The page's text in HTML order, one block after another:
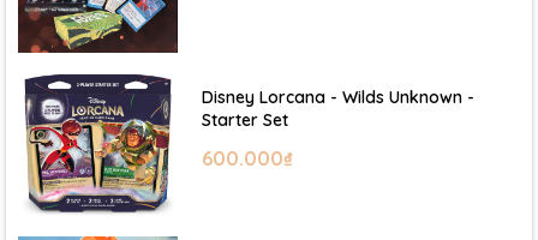
Disney Lorcana - Wilds Unknown -
Starter Set
600.000₫